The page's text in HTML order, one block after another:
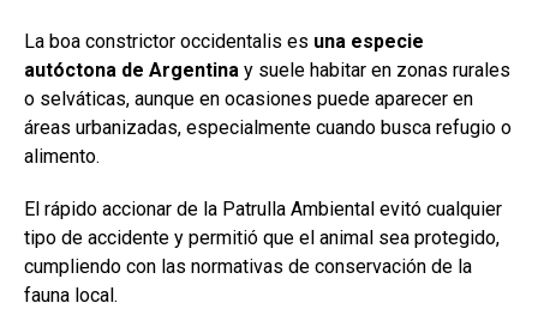
La boa constrictor occidentalis es una especie
autóctona de Argentina y suele habitar en zonas rurales
o selváticas, aunque en ocasiones puede aparecer en
áreas urbanizadas, especialmente cuando busca refugio o
alimento.
El rápido accionar de la Patrulla Ambiental evitó cualquier
tipo de accidente y permitió que el animal sea protegido,
cumpliendo con las normativas de conservación de la
fauna local.